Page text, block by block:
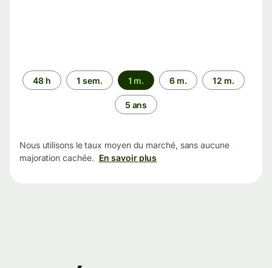
Période
48 h 1 sem. 1 m. 6 m. 12 m.
5 ans
Nous utilisons le taux moyen du marché, sans aucune
majoration cachée. En savoir plus